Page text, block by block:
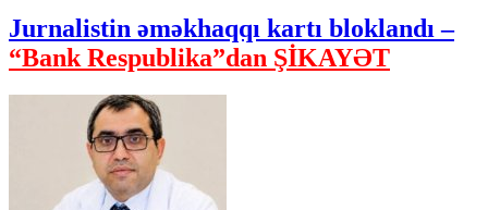
Jurnalistin əməkhaqqı kartı bloklandı –
“Bank Respublika”dan ŞİKAYƏT